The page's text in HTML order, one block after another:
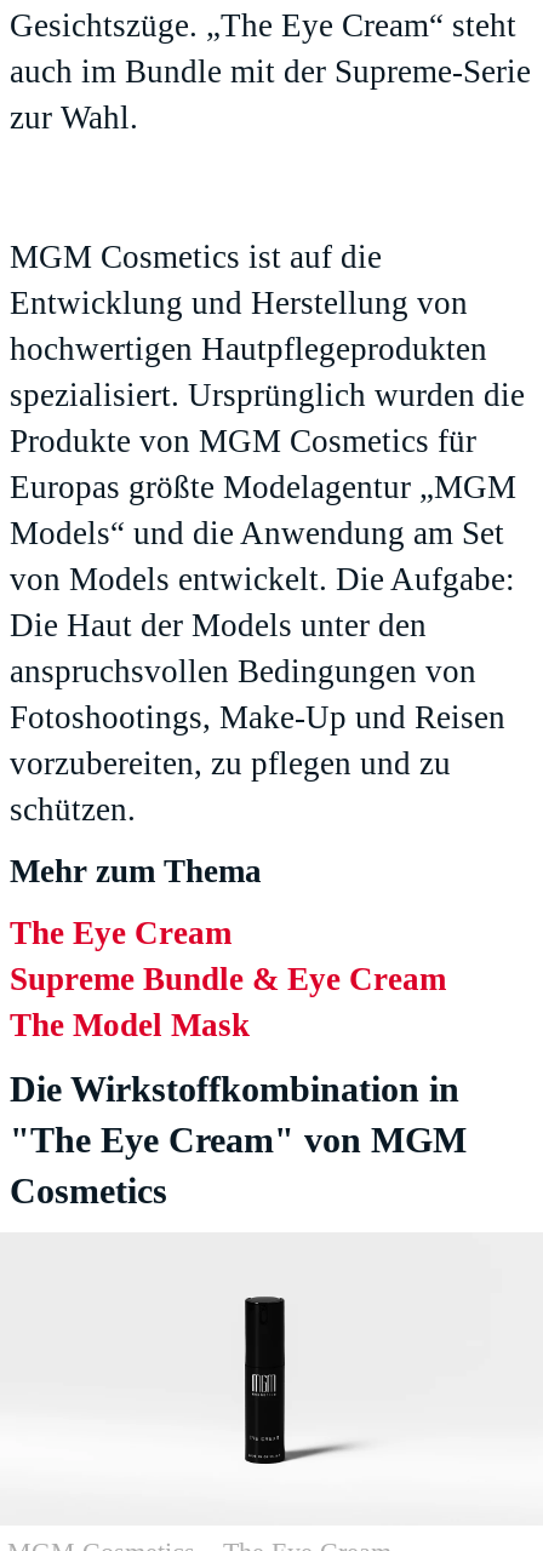
Gesichtszüge. „The Eye Cream“ steht
auch im Bundle mit der Supreme-Serie
zur Wahl.
MGM Cosmetics ist auf die
Entwicklung und Herstellung von
hochwertigen Hautpflegeprodukten
spezialisiert. Ursprünglich wurden die
Produkte von MGM Cosmetics für
Europas größte Modelagentur „MGM
Models“ und die Anwendung am Set
von Models entwickelt. Die Aufgabe:
Die Haut der Models unter den
anspruchsvollen Bedingungen von
Fotoshootings, Make-Up und Reisen
vorzubereiten, zu pflegen und zu
schützen.
Mehr zum Thema
The Eye Cream
Supreme Bundle & Eye Cream
The Model Mask
Die Wirkstoffkombination in
"The Eye Cream" von MGM
Cosmetics